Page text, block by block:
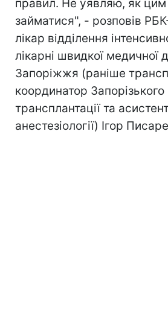
правил. Не уявляю, як цим
займатися", - розповів
лікар відділення
лікарні швидкої медичної
Запоріжжя (раніше
координатор
трансплантації та
анестезіології) Ігор